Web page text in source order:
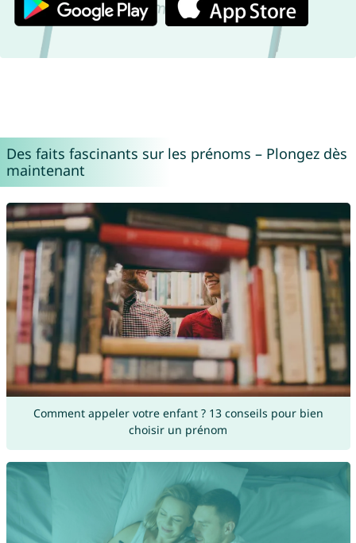
Des faits fascinants sur les prénoms – Plongez dès
maintenant
Comment appeler votre enfant ? 13 conseils pour bien
choisir un prénom